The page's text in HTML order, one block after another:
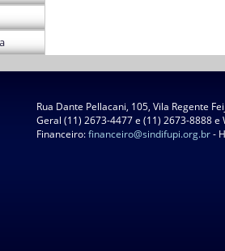
Rua Dante Pellacani, 105, Vila Regente
Geral (11) 2673-4477 e (11) 2673-8888
Financeiro:financeiro@sindifupi.org.br-